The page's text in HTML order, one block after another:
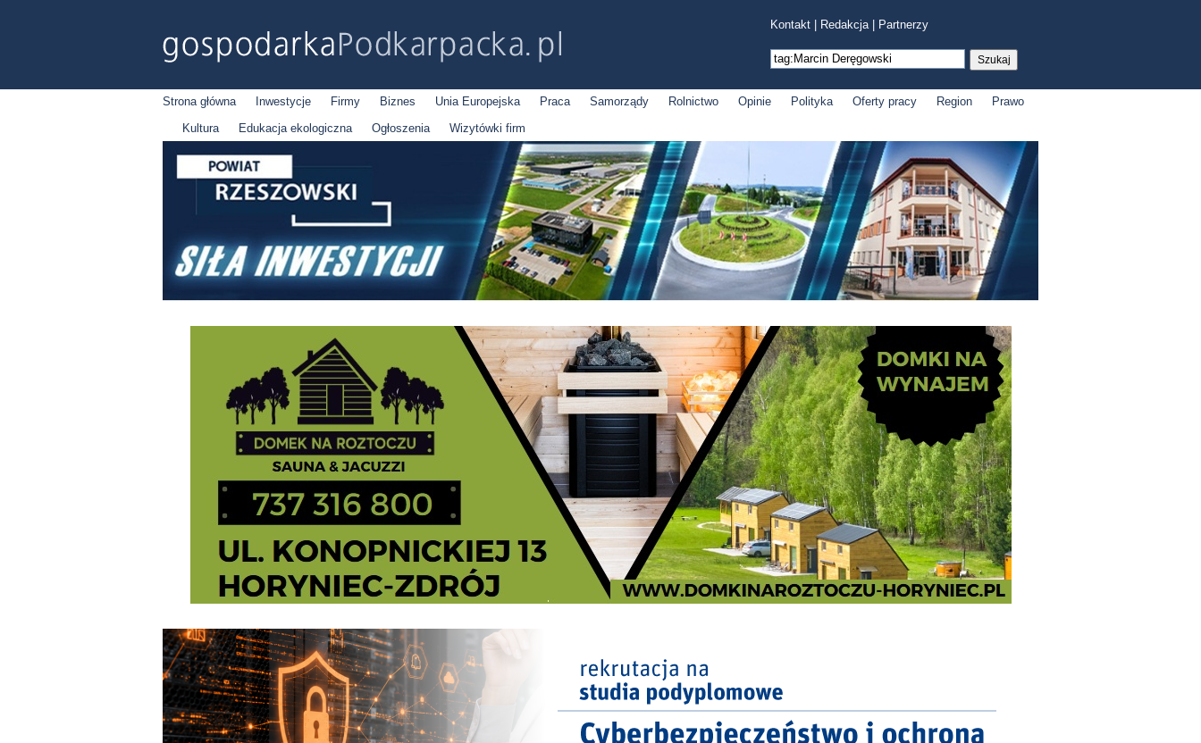
Kontakt Redakcja| Partnerzy
Strona główna Inwestycje Firmy Biznes Unia Europejska Praca Samorządy Rolnictwo Opinie Polityka Oferty pracy Region
Prawo
Kultura
Edukacja ekologiczna Ogłoszenia Wizytówki firm